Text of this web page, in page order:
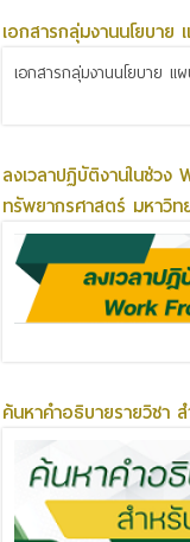
เอกสารกลุ่มงานนโยบาย
เอกสารกลุ่มงานนโยบาย แ
ลงเวลาปฏิบัติงานในช่ว
ทรัพยากรศาสตร์ มหาวิท
ค้นหาคำอธิบายรายวิชา